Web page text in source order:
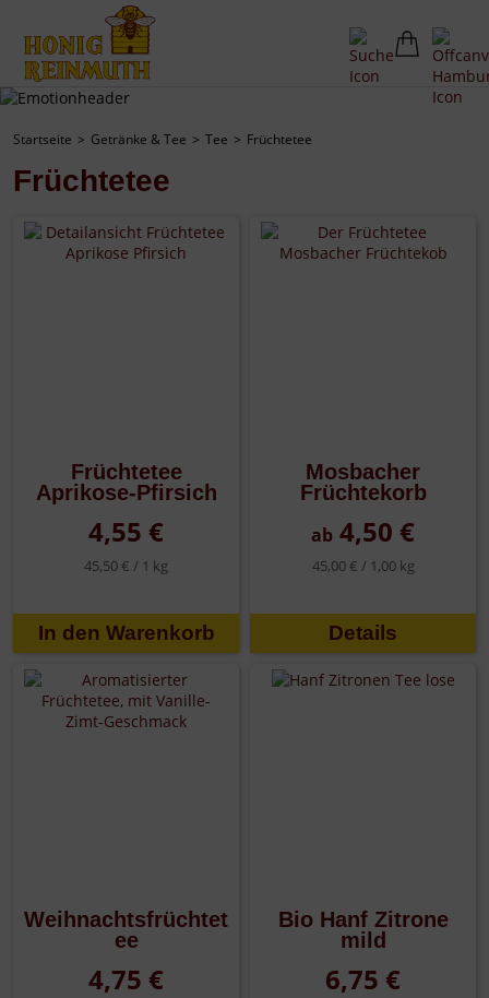
Startseite Getränke & Tee Tee Früchtetee
Früchtetee
Früchtetee
Aprikose-Pfirsich
4,55 €
45,50 € / 1 kg
Mosbacher
Früchtekorb
ab 4,50 €
45,00 € / 1,00 kg
Details
Weihnachtsfrüchtet
ee
4,75 €
Bio Hanf Zitrone
mild
6,75 €